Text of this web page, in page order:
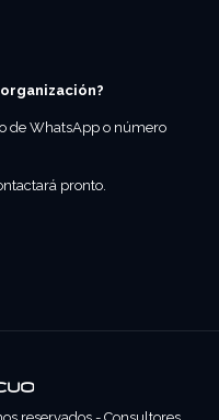
de WhatsApp o número
pronto.